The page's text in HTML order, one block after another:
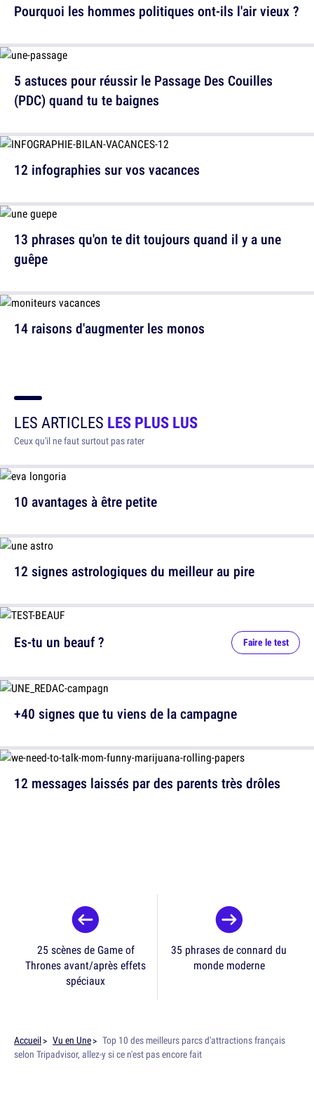
5 astuces pour réussir le Passage Des Couilles
(PDC) quand tu te baignes
13 phrases qu'on te dit toujours quand il y a une
guêpe
Pourquoi les hommes politiques ont-ils l'air vieux ?
12 infographies sur vos vacances
14 raisons d'augmenter les monos
LES ARTICLES LES PLUS LUS
Ceux qu'il ne faut surtout pas rater
10 avantages à être petite
12 signes astrologiques du meilleur au pire
12 messages laissés par des parents très drôles
Es-tu un beauf ? Faire le test
+40 signes que tu viens de la campagne
25 scènes de Game of
Thrones avant/après effets
spéciaux
35 phrases de connard du
monde moderne
Accueil Vu en Une
Top 10 des meilleurs parcs d'attractions français
selon Tripadvisor, allez-y si ce n'est pas encore fait